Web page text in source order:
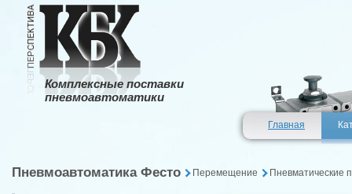
Комплексные поставки
пневмоавтоматики
Главная
Пневмоавтоматика Фесто Перемещение Пневматические